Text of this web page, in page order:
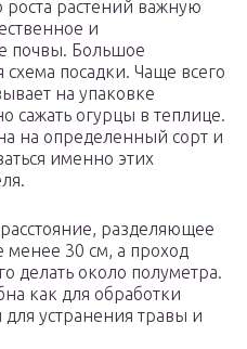
растений важную
и
почвы. Большое
посадки. Чаще всего
на упаковке
сажать огурцы в теплице.
на определенный сорт и
именно этих
разделяющее
менее 30 см, а проход
делать около полуметра.
как для обработки
устранения травы и